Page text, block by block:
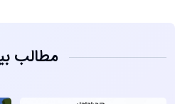
مطالب